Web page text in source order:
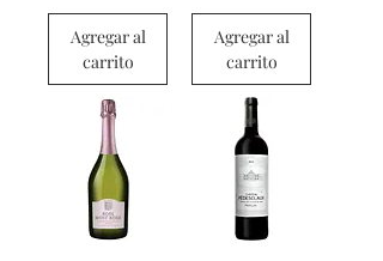
Agregar al
carrito
Agregar al
carrito